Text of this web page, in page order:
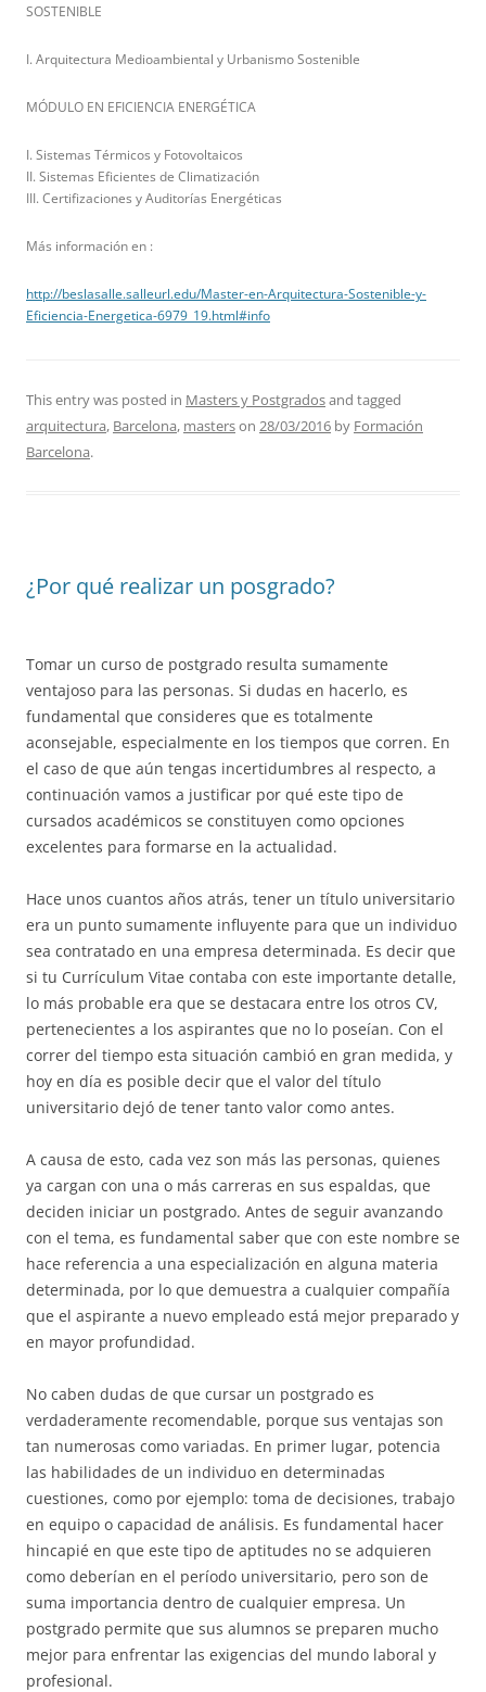
SOSTENIBLE
I. Arquitectura Medioambiental y Urbanismo Sostenible
MÓDULO EN EFICIENCIA ENERGÉTICA
I. Sistemas Térmicos y Fotovoltaicos
II. Sistemas Eficientes de Climatización
III. Certifizaciones y Auditorías Energéticas
Más información en :
http://beslasalle.salleurl.edu/Master-en-Arquitectura-Sostenible-y-
Eficiencia-Energetica-6979_19.html#info
This entry was posted in Masters y Postgradosand tagged
arquitectura, Barcelona, masterson 28/03/2016 by Formación
Barcelona.
¿Por qué realizar un posgrado?
Tomar un curso de postgrado resulta sumamente
ventajoso para las personas. Si dudas en hacerlo, es
fundamental que consideres que es totalmente
aconsejable, especialmente en los tiempos que corren. En
el caso de que aún tengas incertidumbres al respecto, a
continuación vamos a justificar por qué este tipo de
cursados académicos se constituyen como opciones
excelentes para formarse en la actualidad.
Hace unos cuantos años atrás, tener un título universitario
era un punto sumamente influyente para que un individuo
sea contratado en una empresa determinada. Es decir que
si tu Currículum Vitae contaba con este importante detalle,
lo más probable era que se destacara entre los otros CV,
pertenecientes a los aspirantes que no lo poseían. Con el
correr del tiempo esta situación cambió en gran medida, y
hoy en día es posible decir que el valor del título
universitario dejó de tener tanto valor como antes.
A causa de esto, cada vez son más las personas, quienes
ya cargan con una o más carreras en sus espaldas, que
deciden iniciar un postgrado. Antes de seguir avanzando
con el tema, es fundamental saber que con este nombre se
hace referencia a una especialización en alguna materia
determinada, por lo que demuestra a cualquier compañía
que el aspirante a nuevo empleado está mejor preparado y
en mayor profundidad.
No caben dudas de que cursar un postgrado es
verdaderamente recomendable, porque sus ventajas son
tan numerosas como variadas. En primer lugar, potencia
las habilidades de un individuo en determinadas
cuestiones, como por ejemplo: toma de decisiones, trabajo
en equipo o capacidad de análisis. Es fundamental hacer
hincapié en que este tipo de aptitudes no se adquieren
como deberían en el período universitario, pero son de
suma importancia dentro de cualquier empresa. Un
postgrado permite que sus alumnos se preparen mucho
mejor para enfrentar las exigencias del mundo laboral y
profesional.